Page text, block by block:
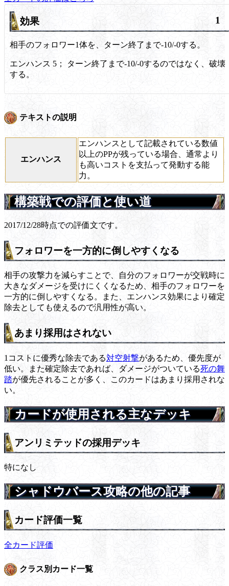
効果 1
相手のフォロワー1体を、ターン終了まで-10/-0する。
エンハンス 5；
ターン終了まで-10/-0するのではなく、破壊
する。
テキストの説明
エンハンス
エンハンスとして記載されている数値
以上のPPが残っている場合、通常より
も高いコストを支払って発動する能
力。
構築戦での評価と使い道
2017/12/28時点での評価文です。
フォロワーを一方的に倒しやすくなる
相手の攻撃力を減らすことで、自分のフォロワーが交戦時に
大きなダメージを受けにくくなるため、相手のフォロワーを
一方的に倒しやすくなる。また、エンハンス効果により確定
除去としても使えるので汎用性が高い。
あまり採用はされない
1コストに優秀な除去である対空射撃があるため、優先度が
低い。また確定除去であれば、ダメージがついている死の舞
踏が優先されることが多く、このカードはあまり採用されな
い。
カードが使用される主なデッキ
アンリミテッドの採用デッキ
特になし
シャドウバース攻略の他の記事
カード評価一覧
全カード評価
クラス別カード一覧